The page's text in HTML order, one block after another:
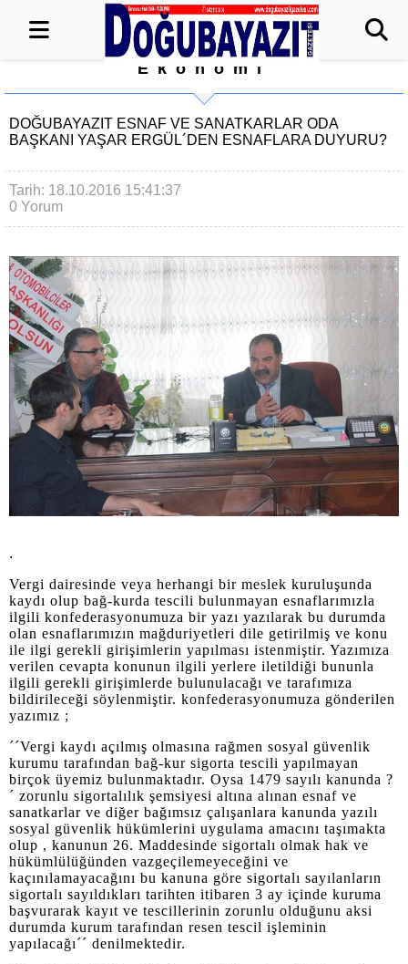
Ekonomi
DOĞUBAYAZIT ESNAF VE SANATKARLAR ODA
BAŞKANI YAŞAR ERGÜL´DEN ESNAFLARA DUYURU?
Tarih: 18.10.2016 15:41:37
0 Yorum
.
Vergi dairesinde veya herhangi bir meslek kuruluşunda
kaydı olup bağ-kurda tescili bulunmayan esnaflarımızla
ilgili konfederasyonumuza bir yazı yazılarak bu durumda
olan esnaflarımızın mağduriyetleri dile getirilmiş ve konu
ile ilgi gerekli girişimlerin yapılması istenmiştir. Yazımıza
verilen cevapta konunun ilgili yerlere iletildiği bununla
ilgili gerekli girişimlerde bulunulacağı ve tarafımıza
bildirileceği söylenmiştir. konfederasyonumuza gönderilen
yazımız ;
´´Vergi kaydı açılmış olmasına rağmen sosyal güvenlik
kurumu tarafından bağ-kur sigorta tescili yapılmayan
birçok üyemiz bulunmaktadır. Oysa 1479 sayılı kanunda ?
´ zorunlu sigortalılık şemsiyesi altına alınan esnaf ve
sanatkarlar ve diğer bağımsız çalışanlara kanunda yazılı
sosyal güvenlik hükümlerini uygulama amacını taşımakta
olup , kanunun 26. Maddesinde sigortalı olmak hak ve
hükümlülüğünden vazgeçilemeyeceğini ve
kaçınılamayacağını bu kanuna göre sigortalı sayılanların
sigortalı sayıldıkları tarihten itibaren 3 ay içinde kuruma
başvurarak kayıt ve tescillerinin zorunlu olduğunu aksi
durumda kurum tarafından resen tescil işleminin
yapılacağı´´ denilmektedir.